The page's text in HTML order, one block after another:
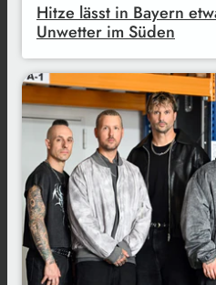
Hitze lässt in Bayern
Unwetter im Süden